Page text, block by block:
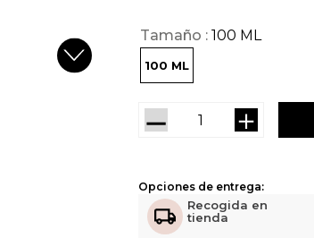
Tamaño 100 ML
100 ML
＋
－
Opciones de entrega:
Recogida en
tienda